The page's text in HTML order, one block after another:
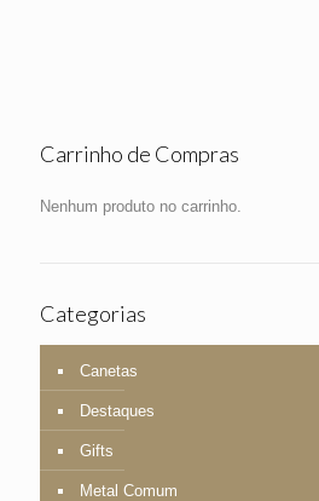
Carrinho de Compras
Nenhum produto no carrinho.
Categorias
Canetas
Destaques
Gifts
Metal Comum